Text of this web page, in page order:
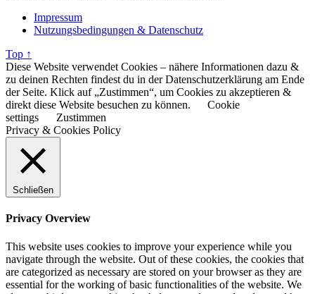
Impressum
Nutzungsbedingungen & Datenschutz
Top ↑
Diese Website verwendet Cookies – nähere Informationen dazu &
zu deinen Rechten findest du in der Datenschutzerklärung am Ende
der Seite. Klick auf „Zustimmen“, um Cookies zu akzeptieren &
direkt diese Website besuchen zu können.
Cookie
settings
Zustimmen
Privacy & Cookies Policy
Schließen
Privacy Overview
This website uses cookies to improve your experience while you
navigate through the website. Out of these cookies, the cookies that
are categorized as necessary are stored on your browser as they are
essential for the working of basic functionalities of the website. We